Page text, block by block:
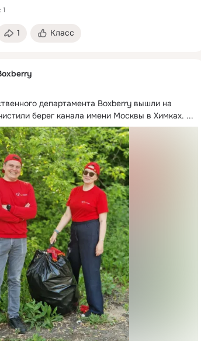
1 Класс
департамента Boxberry вышли на
берег канала имени Москвы в Химках. ...